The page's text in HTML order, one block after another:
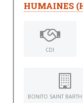
HUMAINES
CDI
BONITO SAINT BARTH